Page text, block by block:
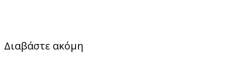
Διαβάστε ακόμη